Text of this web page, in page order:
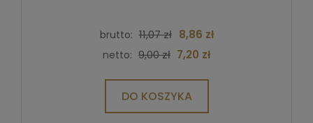
brutto: 11,07 zł 8,86 zł
netto: 9,00 zł 7,20 zł
DO KOSZYKA